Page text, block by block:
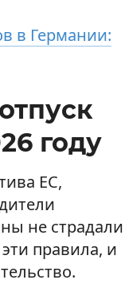
в Германии:
году
ЕС,
не страдали
правила, и